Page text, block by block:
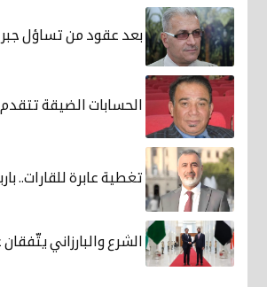
بعد عقود من تساؤل
الحسابات الضيقة
تغطية عابرة للقارات..
الشرع والبارزاني